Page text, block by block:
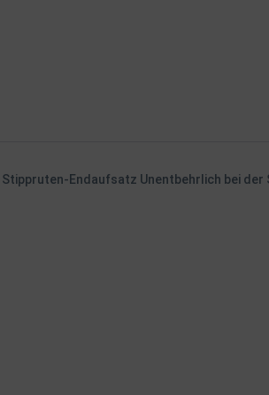
Stippruten-Endaufsatz Unentbehrlich bei